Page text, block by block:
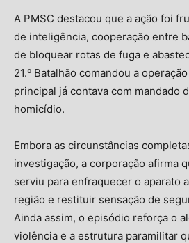
A PMSC destacou que a ação foi
de inteligência, cooperação entre
de bloquear rotas de fuga e
21.º Batalhão comandou a
principal já contava com mandado
homicídio.
Embora as circunstâncias
investigação, a corporação afirma
serviu para enfraquecer o aparato
região e restituir sensação de
Ainda assim, o episódio reforça o
violência e a estrutura paramilitar